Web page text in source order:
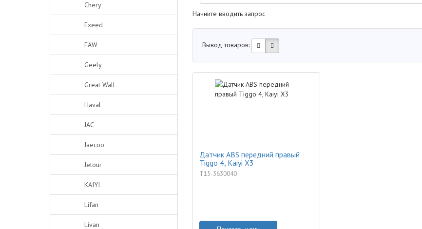
Chery
Exeed
FAW
Geely
Great Wall
Haval
JAC
Jaecoo
Jetour
KAIYI
Lifan
Livan
Начните вводить запрос
Вывод товаров:
Датчик ABS передний правый
Tiggo 4, Kaiyi X3
T15-3630040